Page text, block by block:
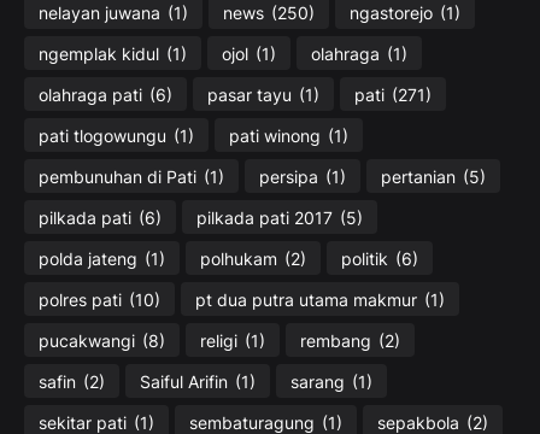
nelayan juwana (1) news (250) ngastorejo (1)
ngemplak kidul (1) ojol (1) olahraga (1)
olahraga pati (6) pasar tayu (1) pati (271)
pati tlogowungu (1) pati winong (1)
pembunuhan di Pati (1) persipa (1) pertanian (5)
pilkada pati (6) pilkada pati 2017 (5)
polda jateng (1) polhukam (2) politik (6)
polres pati (10) pt dua putra utama makmur (1)
pucakwangi (8) religi (1) rembang (2)
safin (2) Saiful Arifin (1) sarang (1)
sekitar pati (1) sembaturagung (1) sepakbola (2)